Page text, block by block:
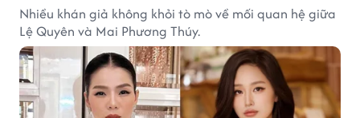
Nhiều khán giả không khỏi tò mò về mối quan hệ giữa
Lệ Quyên và Mai Phương Thúy.